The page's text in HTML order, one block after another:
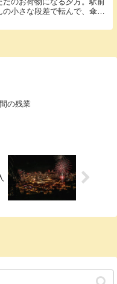
小さな段差で転んで、傘と
の残業